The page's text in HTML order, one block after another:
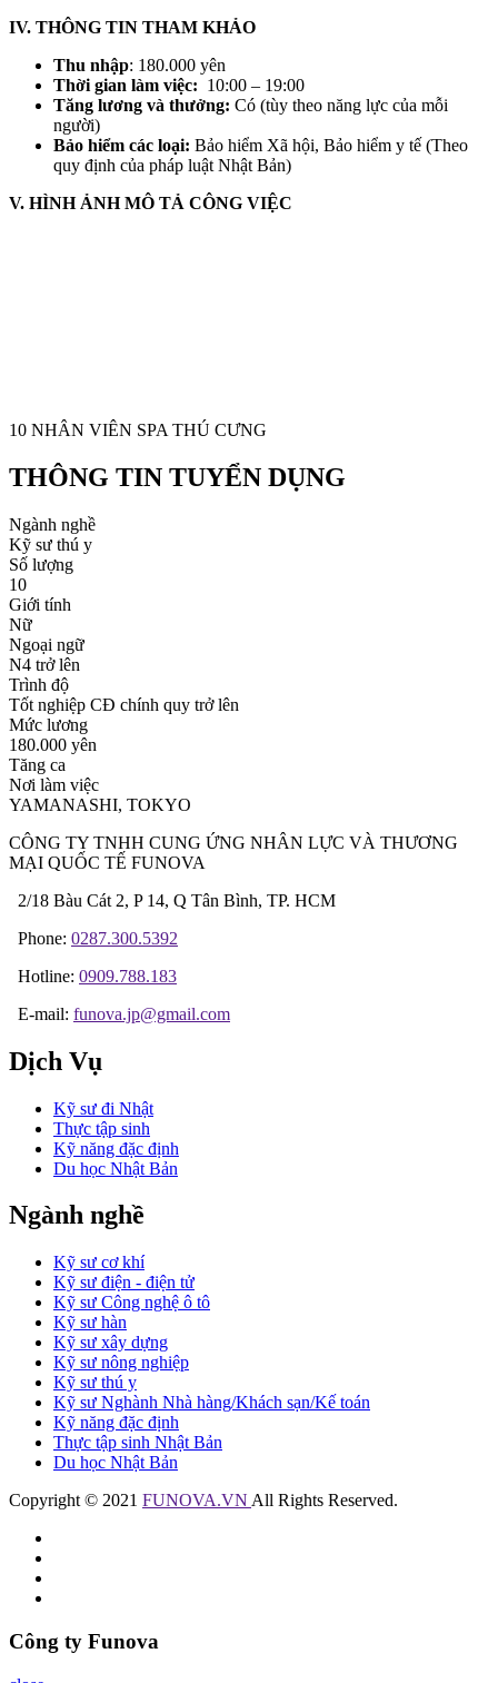
IV. THÔNG TIN THAM KHẢO
Thu nhập: 180.000 yên
Thời gian làm việc: 10:00 – 19:00
Tăng lương và thưởng: Có (tùy theo năng lực của mỗi
người)
Bảo hiểm các loại: Bảo hiểm Xã hội, Bảo hiểm y tế (Theo
quy định của pháp luật Nhật Bản)
V. HÌNH ẢNH MÔ TẢ CÔNG VIỆC
10 NHÂN VIÊN SPA THÚ CƯNG
THÔNG TIN TUYỂN DỤNG
Ngành nghề
Kỹ sư thú y
Số lượng
10
Giới tính
Nữ
Ngoại ngữ
N4 trở lên
Trình độ
Tốt nghiệp CĐ chính quy trở lên
Mức lương
180.000 yên
Tăng ca
Nơi làm việc
YAMANASHI, TOKYO
CÔNG TY TNHH CUNG ỨNG NHÂN LỰC VÀ THƯƠNG
MẠI QUỐC TẾ FUNOVA
2/18 Bàu Cát 2, P 14, Q Tân Bình, TP. HCM
Phone: 0287.300.5392
Hotline: 0909.788.183
E-mail: funova.jp@gmail.com
Dịch Vụ
Kỹ sư đi Nhật
Thực tập sinh
Kỹ năng đặc định
Du học Nhật Bản
Ngành nghề
Kỹ sư cơ khí
Kỹ sư điện - điện tử
Kỹ sư Công nghệ ô tô
Kỹ sư hàn
Kỹ sư xây dựng
Kỹ sư nông nghiệp
Kỹ sư thú y
Kỹ sư Nghành Nhà hàng/Khách sạn/Kế toán
Kỹ năng đặc định
Thực tập sinh Nhật Bản
Du học Nhật Bản
Copyright © 2021 FUNOVA.VN All Rights Reserved.
Công ty Funova